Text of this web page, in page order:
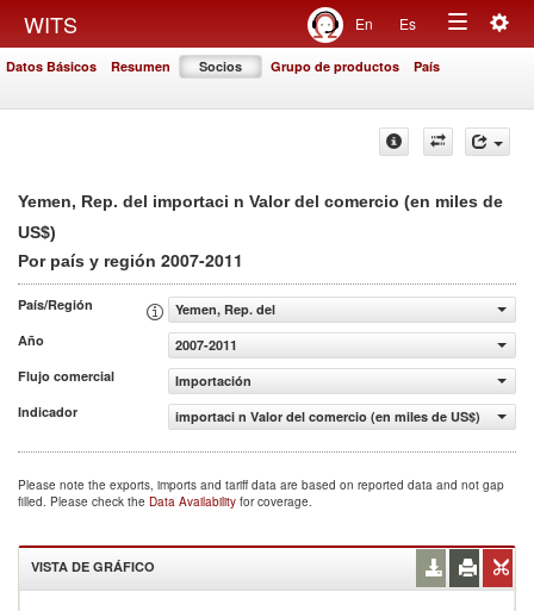
WITS En Es
Toggle
Datos Básicos Resumen Socios Grupo de productos País
Yemen, Rep. del importaci n Valor del comercio (en miles de
US$)
Por país y región 2007-2011
País/Región
Yemen, Rep. del
Año
2007-2011
Flujo comercial
Importación
Indicador
importaci n Valor del comercio (en miles de US$)
Please note the exports, imports and tariff data are based on reported data and not gap
filled. Please check the Data Availability for coverage.
VISTA DE GRÁFICO